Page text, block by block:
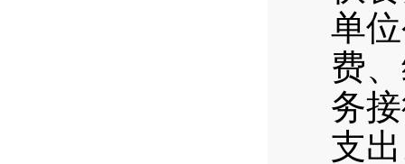
单
费
务
支